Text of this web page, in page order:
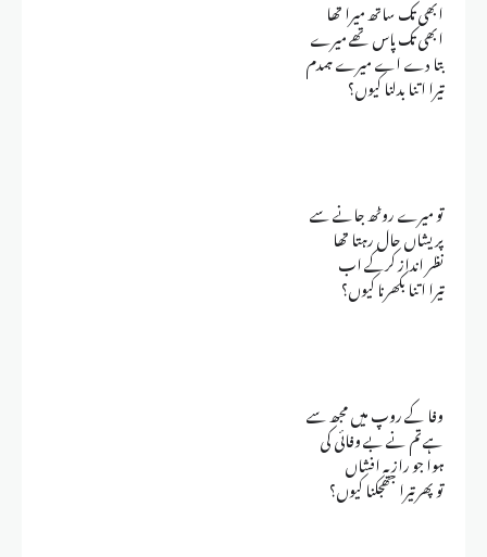
ابھی تک ساتھ میرا تھا
ابھی تک پاس تھے میرے
بتا دے اے میرے ہمدم
تیرا اتنا بدلنا کیوں؟
تو میرے روٹھ جانے سے
پریشاں حال رہتا تھا
نظر انداز کرکے اب
تیرا اتنا بکھرنا کیوں؟
وفا کے روپ میں مجھ سے
ہے تم نے بے وفائی کی
ہوا جو راز یہ افشاں
تو پھر تیرا جھجکنا کیوں؟